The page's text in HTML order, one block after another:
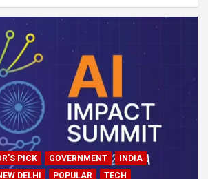
PICK GOVERNMENT
INDIA
DELHI POPULAR TECH